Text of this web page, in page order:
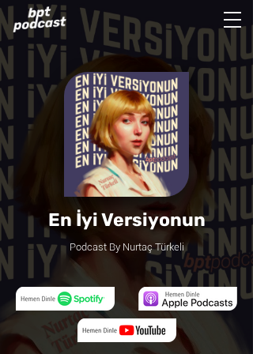
En İyi Versiyonun
Podcast By Nurtaç Türkeli